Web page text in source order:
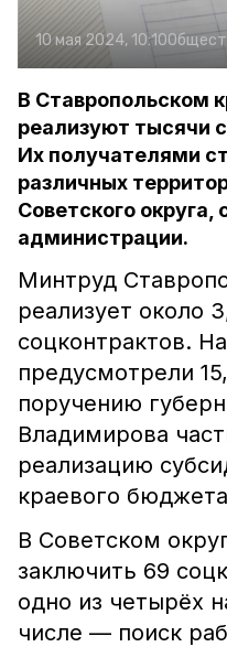
10 мая 2024, 10:10
В Ставропольском
реализуют тысячи
Их получателями
различных
Советского
администрации.
Минтруд
реализует около
соцконтрактов.
предусмотрели
поручению
Владимирова
реализацию
краевого
В Советском
заключить 69
одно из четырёх
числе — поиск